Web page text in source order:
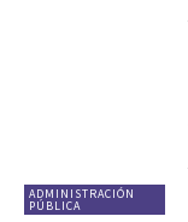
ADMINISTRACIÓN
PÚBLICA